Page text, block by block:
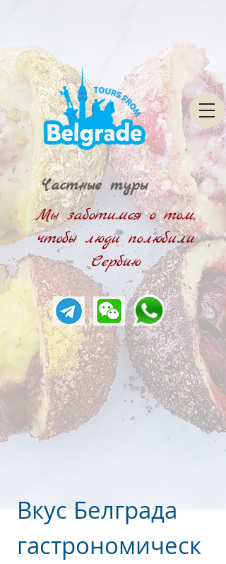
Мы заботимся о том,
чтобы люди полюбили
Сербию
Частные туры
Вкус Белграда
гастрономическ